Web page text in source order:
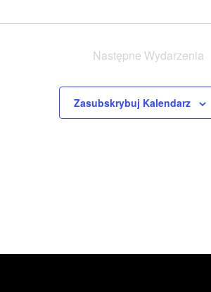
Następne Wydarzenia
Zasubskrybuj Kalendarz